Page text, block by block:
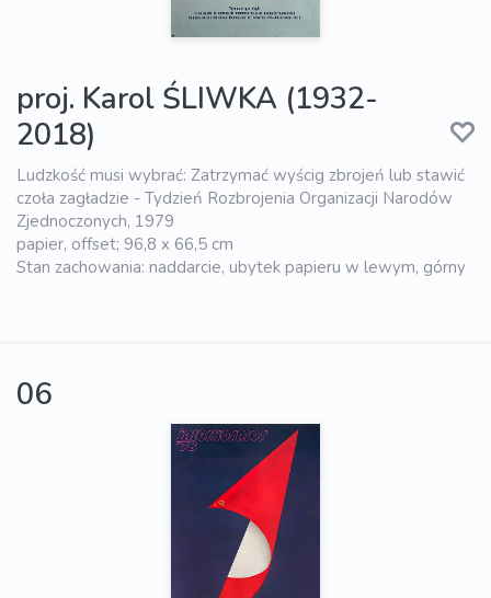
proj. Karol ŚLIWKA (1932-
2018)
Ludzkość musi wybrać: Zatrzymać wyścig zbrojeń lub stawić
czoła zagładzie - Tydzień Rozbrojenia Organizacji Narodów
Zjednoczonych, 1979
papier, offset; 96,8 x 66,5 cm
Stan zachowania: naddarcie, ubytek papieru w lewym, górny
06